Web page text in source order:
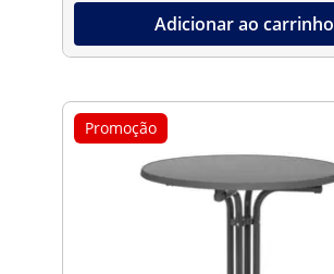
Adicionar ao carrinho
Promoção